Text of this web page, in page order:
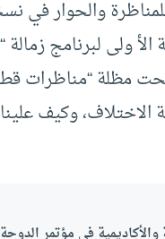
والحوار في
ولى لبرنامج
تحت مظلة “مناظرات
الاختلاف، وكيف